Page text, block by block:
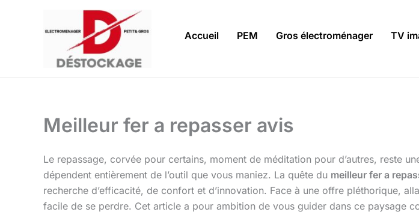
Accueil PEM Gros électroménager TV
Meilleur fer a repasser avis
Le repassage, corvée pour certains, moment de méditation pour d’autres, reste
dépendent entièrement de l’outil que vous maniez. La quête du meilleur fer a
recherche d’efficacité, de confort et d’innovation. Face à une offre pléthorique,
facile de se perdre. Cet article a pour ambition de vous guider dans ce paysage